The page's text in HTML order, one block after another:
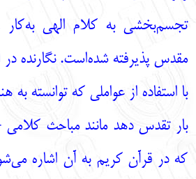
تجسم‌بخشی به کلام الهی به‌کار
مقدس پذیرفته شده‌است. نگارنده در
با استفاده از عواملی که توانسته
بار تقدس دهد مانند مباحث
که در قرآن کریم به آن اشاره